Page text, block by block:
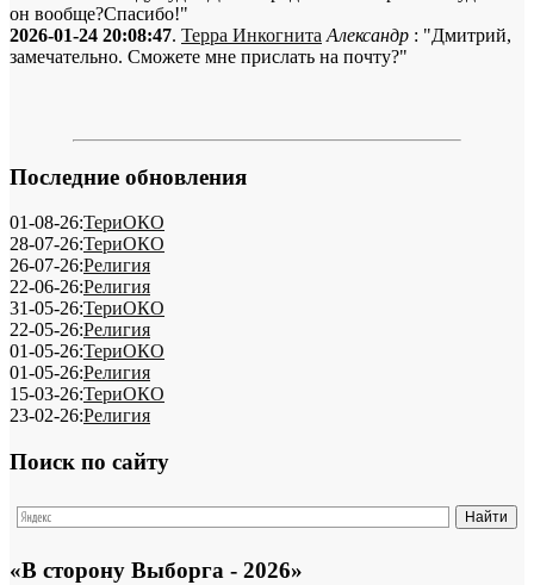
он вообще?Спасибо!"
2026-01-24 20:08:47. Терра Инкогнита Александр : "Дмитрий,
замечательно. Сможете мне прислать на почту?"
Последние обновления
01-08-26:ТериОКО
28-07-26:ТериОКО
26-07-26:Религия
22-06-26:Религия
31-05-26:ТериОКО
22-05-26:Религия
01-05-26:ТериОКО
01-05-26:Религия
15-03-26:ТериОКО
23-02-26:Религия
Поиск по сайту
«В сторону Выборга - 2026»